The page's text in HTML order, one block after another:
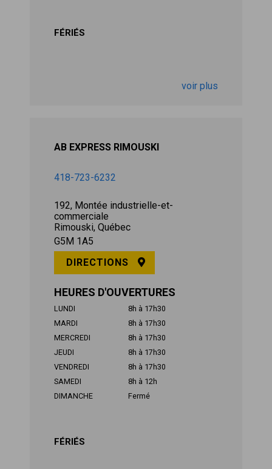
FÉRIÉS
voir plus
AB EXPRESS RIMOUSKI
418-723-6232
192, Montée industrielle-et-
commerciale
Rimouski, Québec
G5M 1A5
DIRECTIONS
HEURES D'OUVERTURES
LUNDI
8h à 17h30
MARDI
8h à 17h30
MERCREDI
8h à 17h30
JEUDI
8h à 17h30
VENDREDI
8h à 17h30
SAMEDI
8h à 12h
DIMANCHE
Fermé
FÉRIÉS